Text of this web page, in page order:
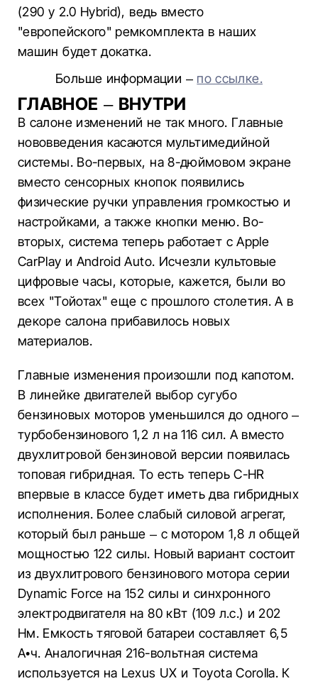
(290 у 2.0 Hybrid), ведь вместо
"европейского" ремкомплекта в наших
машин будет докатка.
Больше информации – по ссылке.
ГЛАВНОЕ – ВНУТРИ
В салоне изменений не так много. Главные
нововведения касаются мультимедийной
системы. Во-первых, на 8-дюймовом экране
вместо сенсорных кнопок появились
физические ручки управления громкостью и
настройками, а также кнопки меню. Во-
вторых, система теперь работает с Apple
CarPlay и Android Auto. Исчезли культовые
цифровые часы, которые, кажется, были во
всех "Тойотах" еще с прошлого столетия. А в
декоре салона прибавилось новых
материалов.
Главные изменения произошли под капотом.
В линейке двигателей выбор сугубо
бензиновых моторов уменьшился до одного –
турбобензинового 1,2 л на 116 сил. А вместо
двухлитровой бензиновой версии появилась
топовая гибридная. То есть теперь С-HR
впервые в классе будет иметь два гибридных
исполнения. Более слабый силовой агрегат,
который был раньше – с мотором 1,8 л общей
мощностью 122 силы. Новый вариант состоит
из двухлитрового бензинового мотора серии
Dynamic Force на 152 силы и синхронного
электродвигателя на 80 кВт (109 л.с.) и 202
Нм. Емкость тяговой батареи составляет 6,5
А•ч. Аналогичная 216-вольтная система
используется на Lexus UX и Toyota Corolla. К